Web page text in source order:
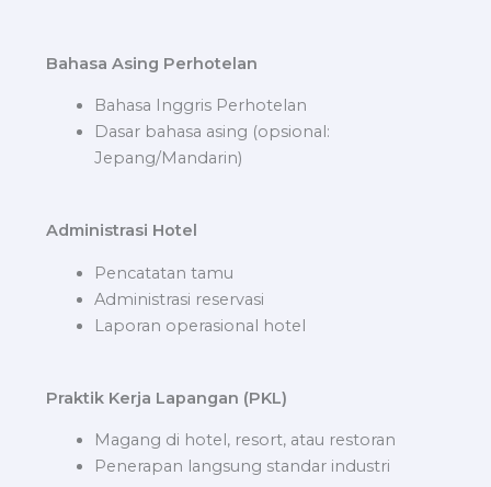
Bahasa Asing Perhotelan
Bahasa Inggris Perhotelan
Dasar bahasa asing (opsional:
Jepang/Mandarin)
Administrasi Hotel
Pencatatan tamu
Administrasi reservasi
Laporan operasional hotel
Praktik Kerja Lapangan (PKL)
Magang di hotel, resort, atau restoran
Penerapan langsung standar industri